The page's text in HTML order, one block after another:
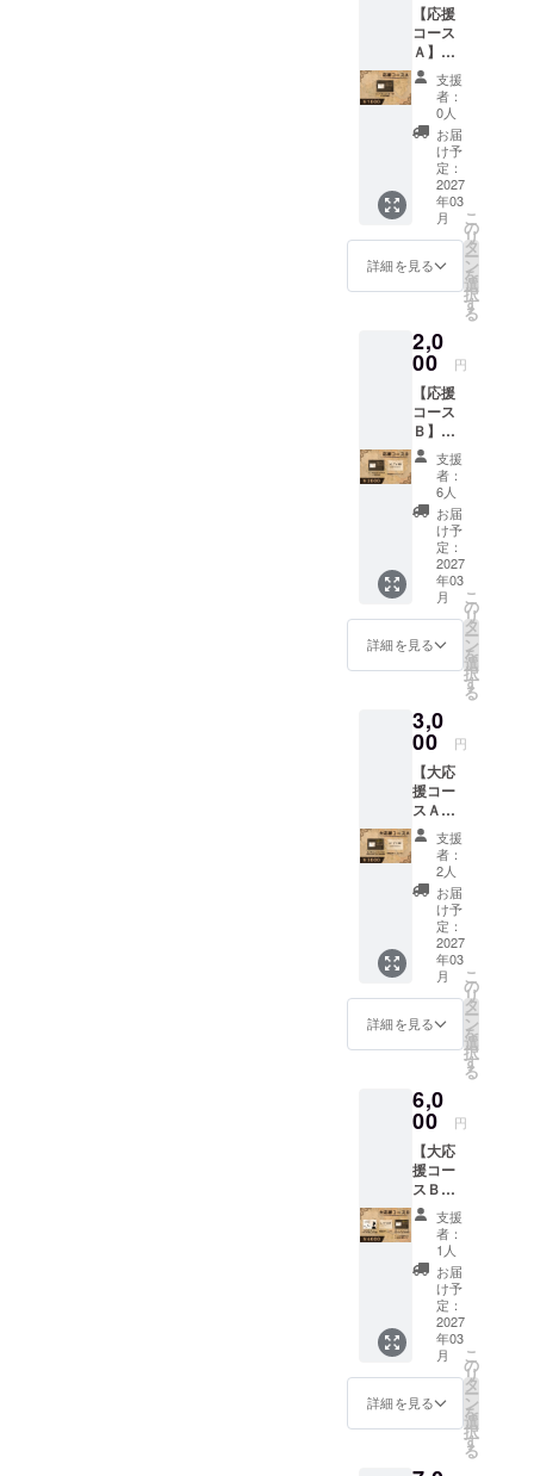
【応援
コース
Ａ】
１．エ
ンドク
レジッ
トへの
お名前
掲載 ※
掲載し
たいお
名前を
備考欄
に必ず
ご記載
下さ
公序良
俗に反
するお
名前は
掲載を
お断り
する可
能性が
ありま
す。
支援
者：
0人
お届
け予
定：
2027
年03
月
詳細を見る
こ
の
リ
タ
ー
ン
を
選
択
す
る
2,0
00 円
【応援
コース
Ｂ】
１．エ
ンドク
レジッ
トへの
お名前
掲載
２．完
成後の
ゲーム
ソフト
※掲載し
たいお
名前を
に必ず
ご記載
下さ
い。 ※
公序良
俗に反
するお
名前は
掲載を
お断り
する可
能性が
ありま
す。 ※
ご連絡
可能な
メール
欄にご
記載下
さい。
支援
者：
6人
お届
け予
定：
2027
年03
月
詳細を見る
こ
の
リ
タ
ー
ン
を
選
択
す
る
3,0
00 円
【大応
援コー
スＡ】
１．更
に目立
つ形で
のエン
ドクレ
ジット
へのお
名前掲
載 ２．
完成後
のゲー
ムソフ
ト ※掲
いお名
前を備
考欄に
必ずご
記載下
さい。
※公序良
俗に反
するお
名前は
掲載を
お断り
する可
能性が
ありま
す。 ※
ご連絡
支援
者：
2人
お届
け予
定：
2027
年03
月
詳細を見る
こ
の
リ
タ
ー
ン
を
選
択
す
る
6,0
00 円
【大応
援コー
スＢ】
１．更
に目立
つ形で
のエン
ドクレ
ジット
へのお
名前掲
載 ２．
完成後
のゲー
ムソフ
ト ３．
支援
者：
1人
お届
け予
定：
2027
年03
月
詳細を見る
こ
の
リ
タ
ー
ン
を
選
択
す
る